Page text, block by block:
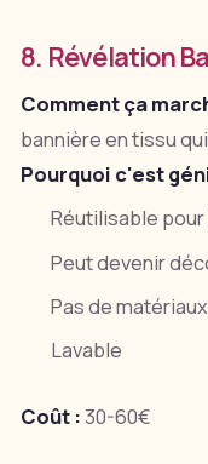
8. Révélation
Comment ça
bannière en tissu
Pourquoi c'est
Réutilisable
Peut devenir
Pas de
Lavable
Coût :30-60€